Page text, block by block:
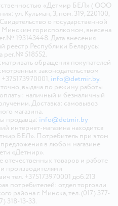
«Детмир БЕЛ» ( ООО
ул. Кульман, 3, пом. 319, 220100,
о государственной
горисполкомом, внесена
193143448. Дата внесения
реестр Республики Беларусь:
рег.№ 518552.
обращения покупателей
законодательством
info@detmir.by.
выдача по режиму работы
наличный и безналичный
Доставка: самовывоз
магазина.
продавца: info@detmir.by
интернет-магазина находится
БЕЛ». Потребитель при этом
предложения в любом магазине
«Детмир».
товаров и работе
производителями
тел. +375173970001 доб.213
потребителей: отдел торговли
района г. Минска, тел. (017) 377-
318-13-33.